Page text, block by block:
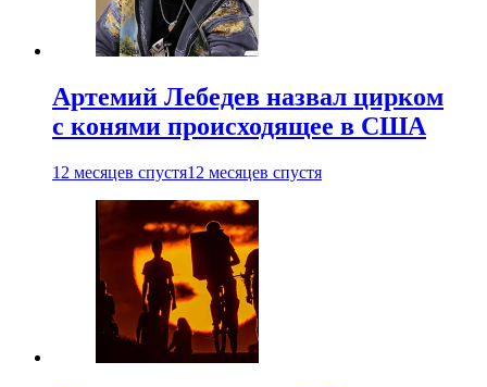
Артемий Лебедев назвал цирком
с конями происходящее в США
12 месяцев спустя12 месяцев спустя